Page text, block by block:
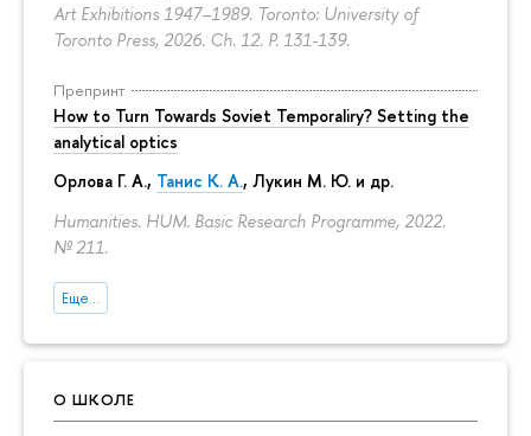
Art Exhibitions 1947–1989. Toronto: University of
Toronto Press, 2026. Ch. 12. P. 131-139.
Препринт
How to Turn Towards Soviet Temporaliry? Setting the
analytical optics
Орлова Г. А., Танис К. А., Лукин М. Ю. и др.
Humanities. HUM. Basic Research Programme, 2022.
№ 211.
Еще...
О ШКОЛЕ